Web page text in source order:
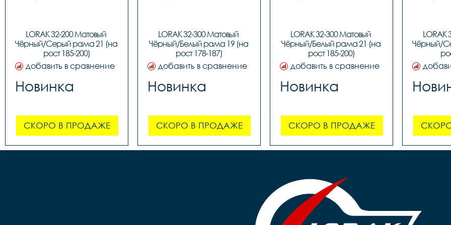
LORAK 32-200 Матовый
Чёрный/Серый рама 21 (на
рост 185-200)
добавить в сравнение
Новинка
СКОРО В ПРОДАЖЕ
LORAK 32-300 Матовый
Чёрный/Белый рама 19 (на
рост 178-187)
добавить в сравнение
Новинка
СКОРО В ПРОДАЖЕ
LORAK 32-300 Матовый
Чёрный/Белый рама 21 (на
рост 185-200)
добавить в сравнение
Новинка
СКОРО В ПРОДАЖЕ
LORAK
Чёрный/